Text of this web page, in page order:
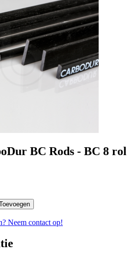
BC Rods - BC 8 rol
Neem contact op!